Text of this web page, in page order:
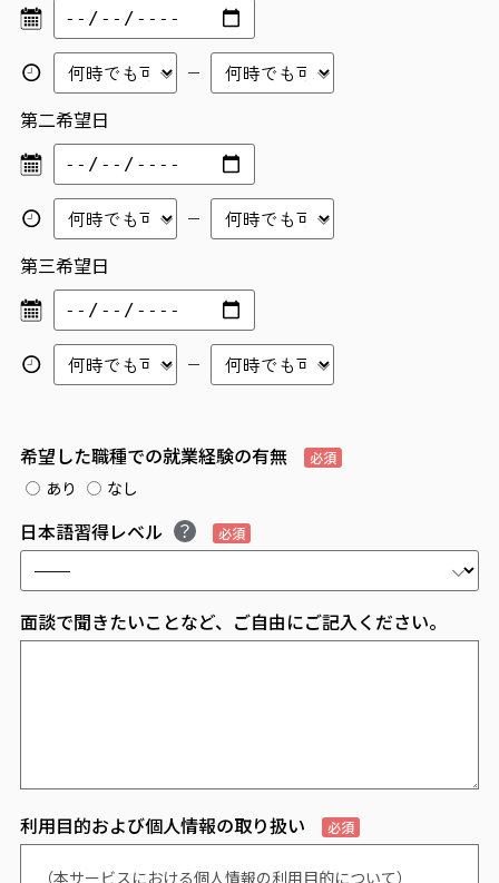
第二希望日
第三希望日
希望した職種での就業経験の有無 必須
あり なし
日本語習得レベル 必須
面談で聞きたいことなど、ご自由にご記入ください。
利用目的および個人情報の取り扱い 必須
（本サービスにおける個人情報の利用目的について）